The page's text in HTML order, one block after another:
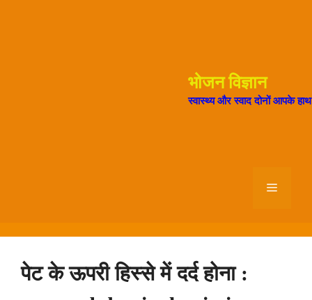
भोजन विज्ञान
स्वास्थ्य और स्वाद दोनों आपके
Menu
पेट के ऊपरी हिस्से में दर्द होना :